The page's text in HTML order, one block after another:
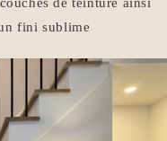
fini sublime